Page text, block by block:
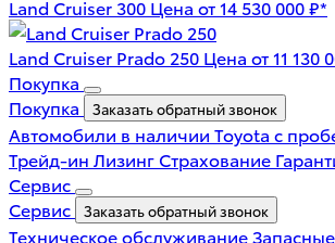
Land Cruiser 300 Цена от 14 530 000 ₽*
Land Cruiser Prado 250 Цена от 11 130
Покупка
Покупка
Заказать обратный звонок
Автомобили в наличии Toyota с
Трейд-ин Лизинг Страхование
Сервис
Сервис
Заказать обратный звонок
Техническое обслуживание